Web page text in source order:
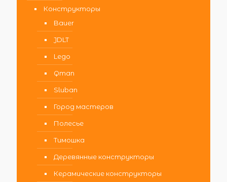
Конструкторы
Bauer
JDLT
Lego
Qman
Sluban
Город мастеров
Полесье
Тимошка
Деревянные конструкторы
Керамические конструкторы